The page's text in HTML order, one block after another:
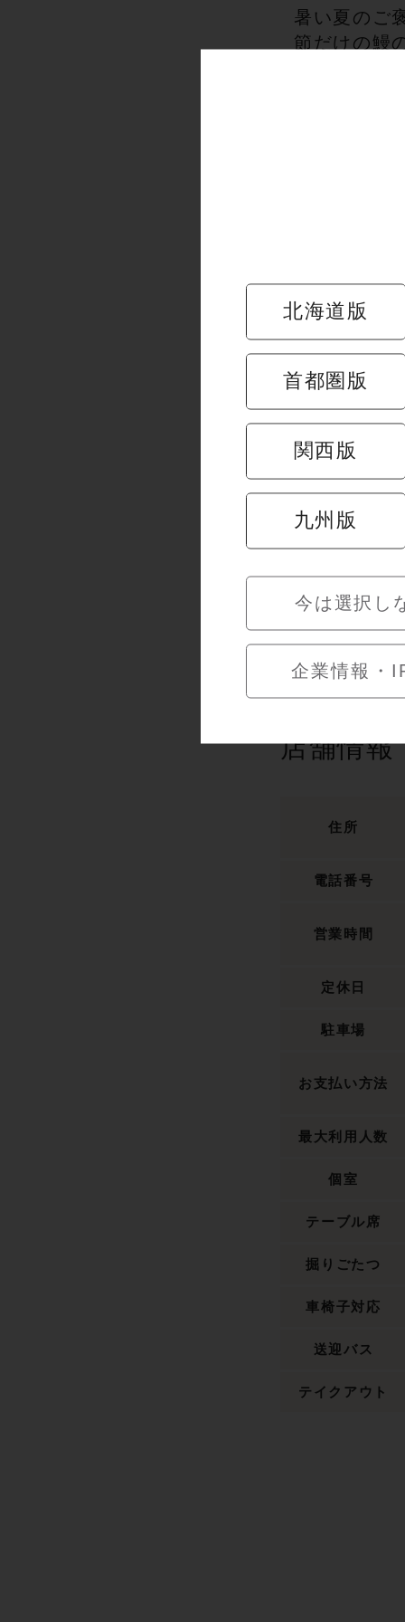
北海道版
首都圏版
関西版
九州版
今は選択し
企業情報・
暑い夏のご
節だけの鰻
今日はちょ
店舗情報
住所
電話番号
営業時間
定休日
駐車場
お支払い方法
最大利用人数
個室
テーブル席
掘りごたつ
車椅子対応
送迎バス
テイクアウト